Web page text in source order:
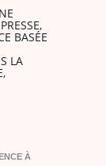
BASÉE
LA
À